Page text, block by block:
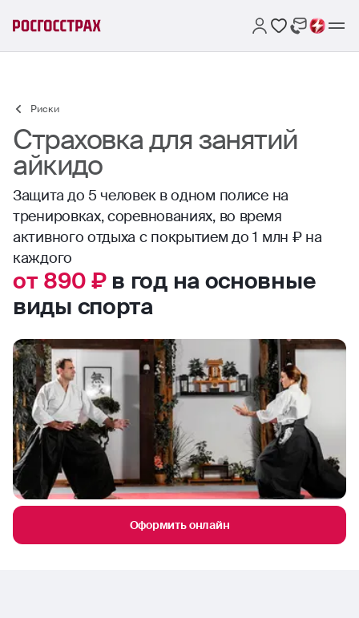
Риски
Страховка для занятий
айкидо
Защита до 5 человек в одном полисе на
тренировках, соревнованиях, во время
активного отдыха с покрытием до 1 млн ₽ на
каждого
от 890 ₽в год на основные
виды спорта
Оформить онлайн